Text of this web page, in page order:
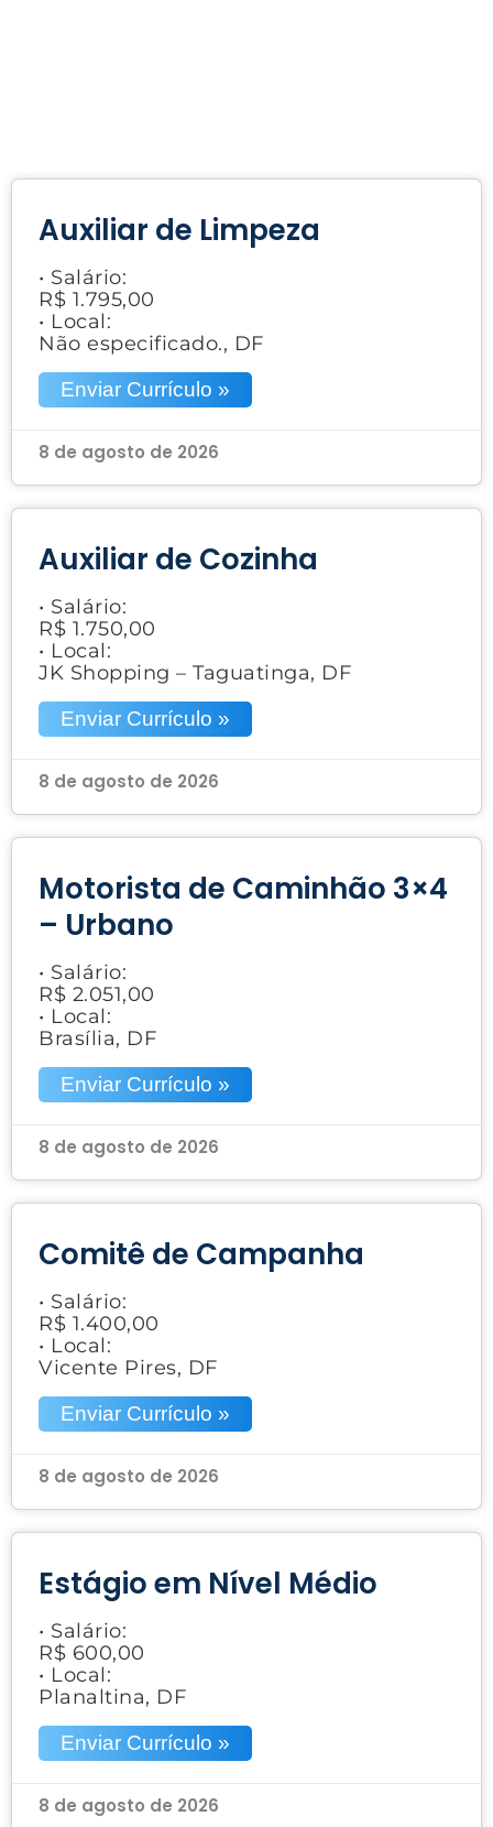
Auxiliar de Limpeza
• Salário:
R$ 1.795,00
• Local:
Não especificado., DF
Enviar Currículo »
8 de agosto de 2026
Auxiliar de Cozinha
• Salário:
R$ 1.750,00
• Local:
JK Shopping – Taguatinga, DF
Enviar Currículo »
8 de agosto de 2026
Motorista de Caminhão 3×4
– Urbano
• Salário:
R$ 2.051,00
• Local:
Brasília, DF
Enviar Currículo »
8 de agosto de 2026
Comitê de Campanha
• Salário:
R$ 1.400,00
• Local:
Vicente Pires, DF
Enviar Currículo »
8 de agosto de 2026
Estágio em Nível Médio
• Salário:
R$ 600,00
• Local:
Planaltina, DF
Enviar Currículo »
8 de agosto de 2026